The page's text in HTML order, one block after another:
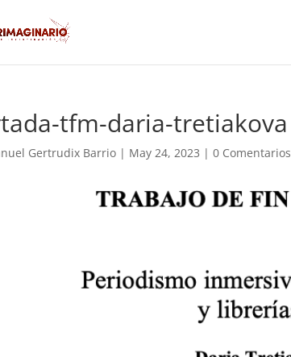
tfm-daria-tretiakova
Gertrudix Barrio | May 24, 2023 |0 Comentarios